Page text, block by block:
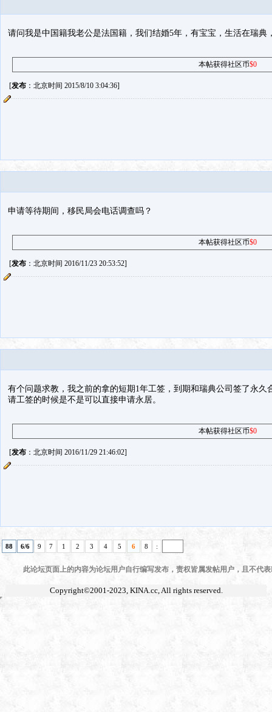
请问我是中国籍我老公是法国籍，我们结婚5年，有宝宝，生活在瑞
本帖获得社区币$0
[发布：北京时间 2015/8/10 3:04:36]
申请等待期间，移民局会电话调查吗？
本帖获得社区币$0
[发布：北京时间 2016/11/23 20:53:52]
有个问题求教，我之前的拿的短期1年工签，到期和瑞典公司签了永
请工签的时候是不是可以直接申请永居。
本帖获得社区币$0
[发布：北京时间 2016/11/29 21:46:02]
88 6/6 9 7 1 2 3 4 5 6 8 :
此论坛页面上的内容为论坛用户自行编写发布，责权皆属发帖用户，且不代
Copyright©2001-2023, KINA.cc, All rights reserved.